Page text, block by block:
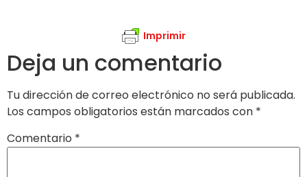
Imprimir
Deja un comentario
Tu dirección de correo electrónico no será publicada.
Los campos obligatorios están marcados con *
Comentario *